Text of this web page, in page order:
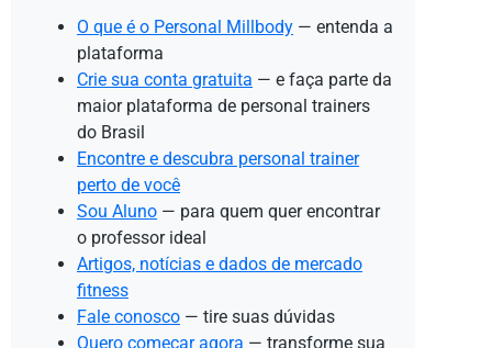
O que é o Personal Millbody — entenda a
plataforma
Crie sua conta gratuita — e faça parte da
maior plataforma de personal trainers
do Brasil
Encontre e descubra personal trainer
perto de você
Sou Aluno — para quem quer encontrar
o professor ideal
Artigos, notícias e dados de mercado
fitness
Fale conosco — tire suas dúvidas
Quero começar agora — transforme sua